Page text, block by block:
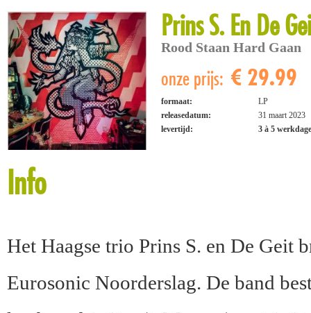
Prins S. En De
Rood Staan Hard Gaan
onze prijs: € 29.99
formaat:
LP
releasedatum:
31 maart 2023
levertijd:
3 à 5
Info
Het Haagse trio Prins S. en De Geit
Eurosonic Noorderslag. De band